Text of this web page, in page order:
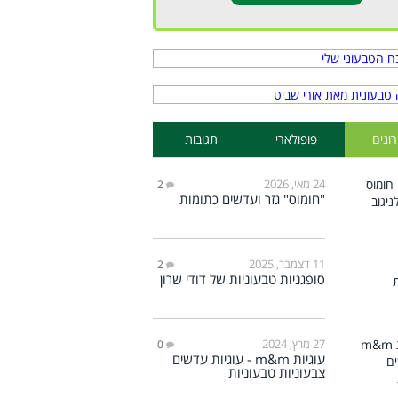
פופולארי תגובות
24 מאי, 2026 2
"חומוס" גזר ועדשים כתומות
11 דצמבר, 2025 2
סופגניות טבעוניות של דודי שרון
27 מרץ, 2024 0
עוגיות m&m - עוגיות עדשים
צבעוניות טבעוניות